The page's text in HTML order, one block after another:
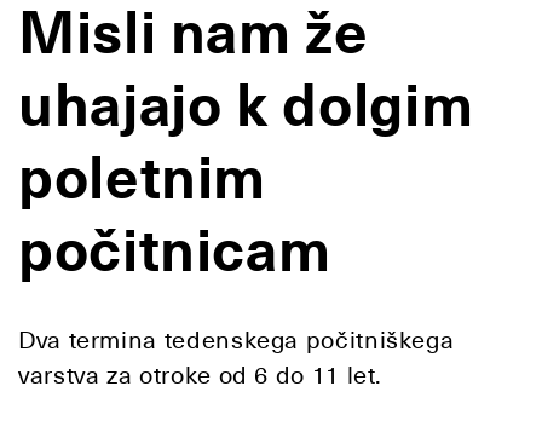
Misli nam že
uhajajo k dolgim
poletnim
počitnicam
Dva termina tedenskega počitniškega
varstva za otroke od 6 do 11 let.